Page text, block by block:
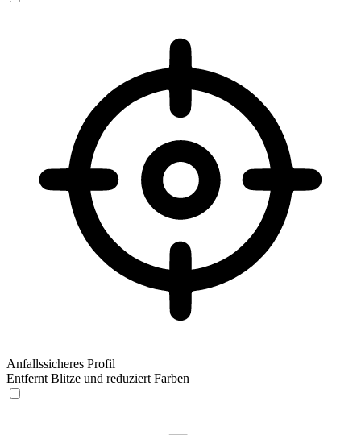
Anfallssicheres Profil
Entfernt Blitze und reduziert Farben